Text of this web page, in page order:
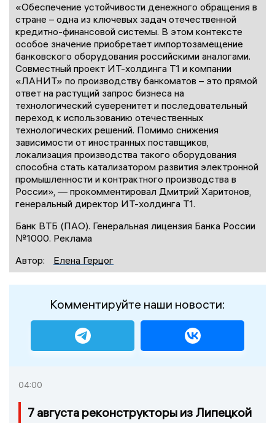
«Обеспечение устойчивости денежного обращения в
стране – одна из ключевых задач отечественной
кредитно-финансовой системы. В этом контексте
особое значение приобретает импортозамещение
банковского оборудования российскими аналогами.
Совместный проект ИТ-холдинга Т1 и компании
«ЛАНИТ» по производству банкоматов – это прямой
ответ на растущий запрос бизнеса на
технологический суверенитет и последовательный
переход к использованию отечественных
технологических решений. Помимо снижения
зависимости от иностранных поставщиков,
локализация производства такого оборудования
способна стать катализатором развития электронной
промышленности и контрактного производства в
России», — прокомментировал Дмитрий Харитонов,
генеральный директор ИТ-холдинга Т1.
Банк ВТБ (ПАО). Генеральная лицензия Банка России
№1000. Реклама
Автор:
Елена Герцог
Комментируйте наши новости:
04:00
7 августа реконструкторы из Липецкой